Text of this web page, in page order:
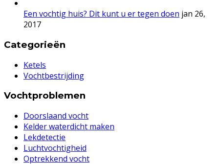
Een vochtig huis? Dit kunt u er tegen doen jan 26,
2017
Categorieën
Ketels
Vochtbestrijding
Vochtproblemen
Doorslaand vocht
Kelder waterdicht maken
Lekdetectie
Luchtvochtigheid
Optrekkend vocht